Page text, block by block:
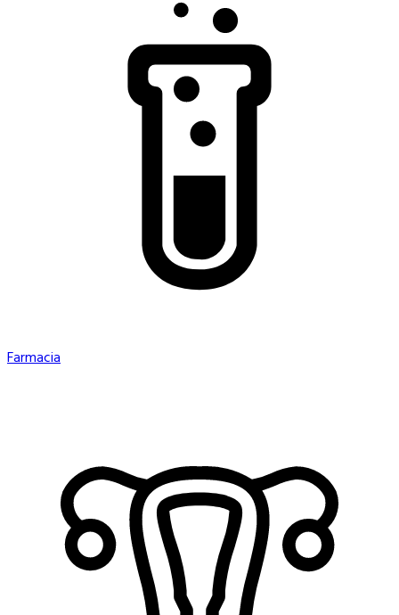
Farmacia